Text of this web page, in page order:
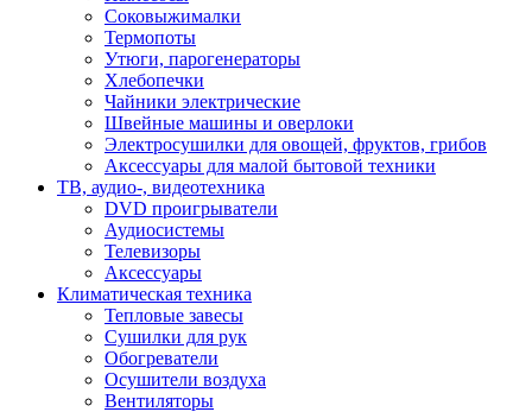
Соковыжималки
Термопоты
Утюги, парогенераторы
Хлебопечки
Чайники электрические
Швейные машины и оверлоки
Электросушилки для овощей, фруктов, грибов
Аксессуары для малой бытовой техники
ТВ, аудио-, видеотехника
DVD проигрыватели
Аудиосистемы
Телевизоры
Аксессуары
Климатическая техника
Тепловые завесы
Сушилки для рук
Обогреватели
Осушители воздуха
Вентиляторы